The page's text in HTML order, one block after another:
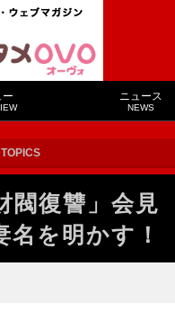
ー ニュース
NEWS
TOPICS
閥復讐」会
名を明かす！